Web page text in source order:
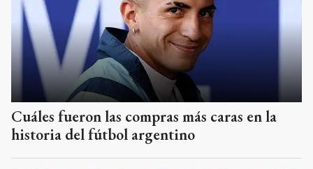
Cuáles fueron las compras más caras en la
historia del fútbol argentino